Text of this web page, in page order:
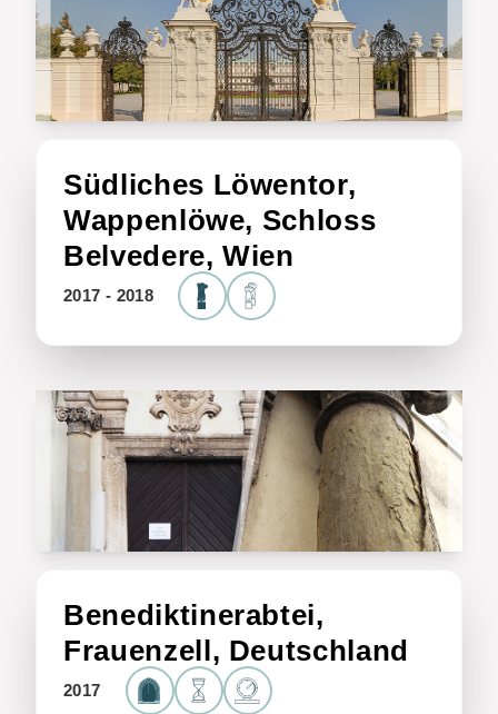
Südliches Löwentor,
Wappenlöwe, Schloss
Belvedere, Wien
2017 - 2018
Benediktinerabtei,
Frauenzell, Deutschland
2017